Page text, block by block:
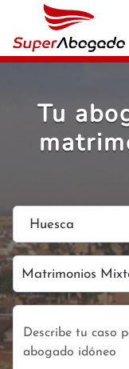
Tu
Huesca
Matrimonios